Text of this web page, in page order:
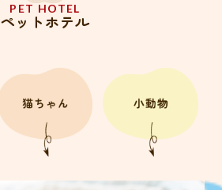
PET HOTEL
ペットホテル